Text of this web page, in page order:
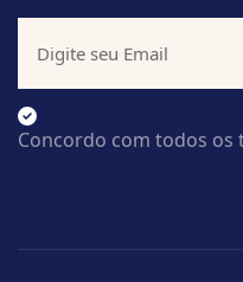
Concordo com todos os